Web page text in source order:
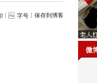
字号 保存到博客
微